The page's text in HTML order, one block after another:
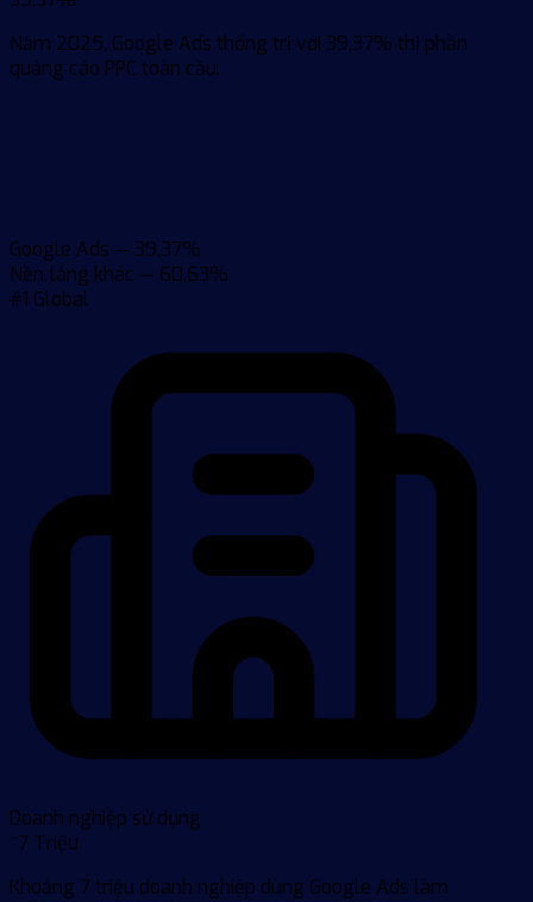
Năm 2025, Google Ads thống trị với 39,37% thị phần
quảng cáo PPC toàn cầu.
Google Ads — 39,37%
Nền tảng khác — 60,63%
#1 Global
Doanh nghiệp sử dụng
~7 Triệu
Khoảng 7 triệu doanh nghiệp dùng Google Ads làm